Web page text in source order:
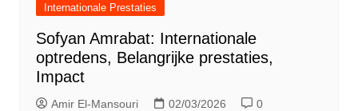
Internationale Prestaties
Sofyan Amrabat: Internationale
optredens, Belangrijke prestaties,
Impact
Amir El-Mansouri 02/03/2026 0